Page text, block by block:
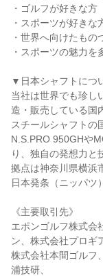
・ゴルフが好きな方
・スポーツが好きな
・世界へ向けたも
・スポーツの魅力
▼日本シャフトにつ
当社は世界でも珍し
造・販売している国
スチールシャフトの
N.S.PRO 950GHや
り、独自の発想力と
拠点は神奈川県横浜
日本発条（ニッパツ
《主要取引先》
エポンゴルフ株式会
ン、株式会社プロギ
株式会社本間ゴルフ
浦技研、